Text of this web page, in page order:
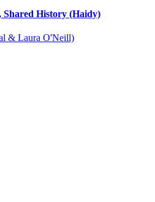
History (Haidy)
& Laura O'Neill)